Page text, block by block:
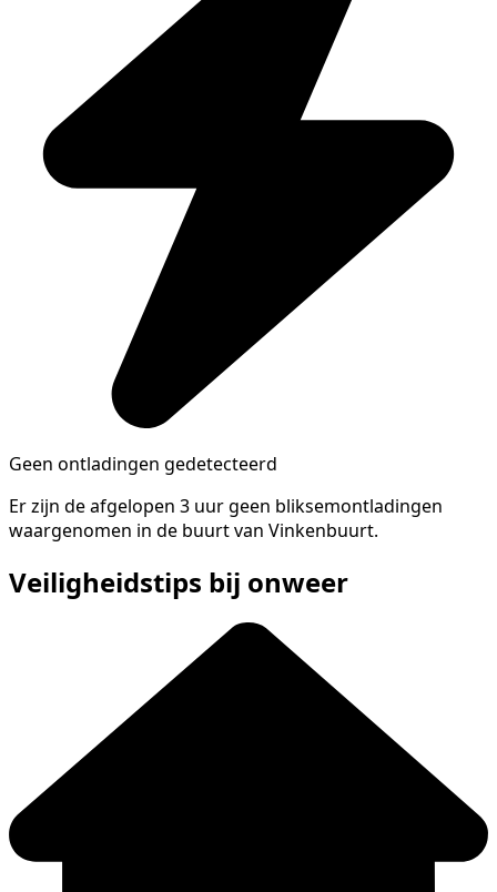
Geen ontladingen gedetecteerd
Er zijn de afgelopen 3 uur geen bliksemontladingen
waargenomen in de buurt van Vinkenbuurt.
Veiligheidstips bij onweer